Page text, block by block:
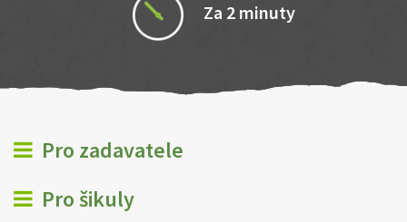
Za 2 minuty
Pro zadavatele
Pro šikuly